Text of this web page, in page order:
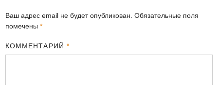
Ваш адрес email не будет опубликован. Обязательные поля
помечены*
КОММЕНТАРИЙ *